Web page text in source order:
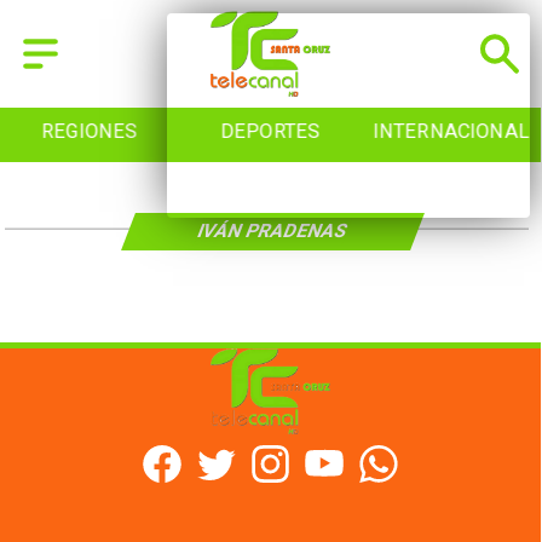
REGIONES DEPORTES INTERNACIONAL
IVÁN PRADENAS